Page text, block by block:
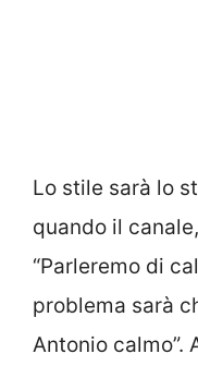
Lo stile sarà lo
quando il
“Parleremo di
problema sarà
Antonio calmo”.